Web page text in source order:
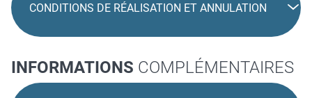
CONDITIONS DE RÉALISATION ET ANNULATION
INFORMATIONS COMPLÉMENTAIRES